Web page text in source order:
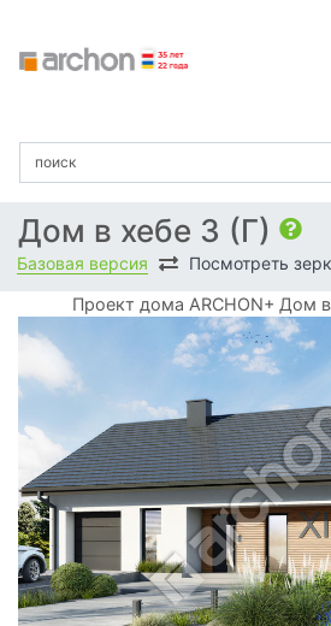
Дом в хебе 3 (Г)
Базовая версия Посмотреть
Проект дома ARCHON+ Дом